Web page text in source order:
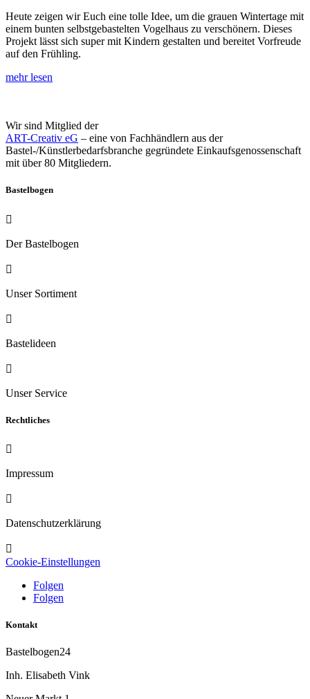
Heute zeigen wir Euch eine tolle Idee, um die grauen Wintertage mit
einem bunten selbstgebastelten Vogelhaus zu verschönern. Dieses
Projekt lässt sich super mit Kindern gestalten und bereitet Vorfreude
auf den Frühling.
mehr lesen
Wir sind Mitglied der
ART-Creativ eG – eine von Fachhändlern aus der
Bastel-/Künstlerbedarfsbranche gegründete Einkaufsgenossenschaft
mit über 80 Mitgliedern.
Bastelbogen

Der Bastelbogen

Unser Sortiment

Bastelideen

Unser Service
Rechtliches

Impressum

Datenschutzerklärung

Cookie-Einstellungen
Folgen
Folgen
Kontakt
Bastelbogen24
Inh. Elisabeth Vink